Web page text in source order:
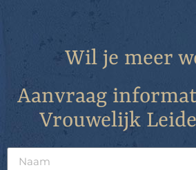
Wil je meer
Aanvraag
Vrouwelijk